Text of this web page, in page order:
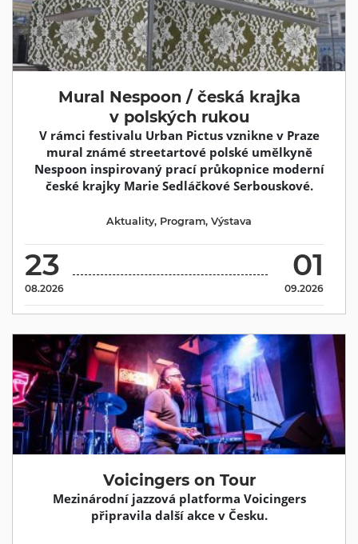
Mural Nespoon / česká krajka
v polských rukou
V rámci festivalu Urban Pictus vznikne v Praze
mural známé streetartové polské umělkyně
Nespoon inspirovaný prací průkopnice moderní
české krajky Marie Sedláčkové Serbouskové.
23
08.2026
01
09.2026
Aktuality, Program, Výstava
Voicingers on Tour
Mezinárodní jazzová platforma Voicingers
připravila další akce v Česku.